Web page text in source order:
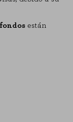
están